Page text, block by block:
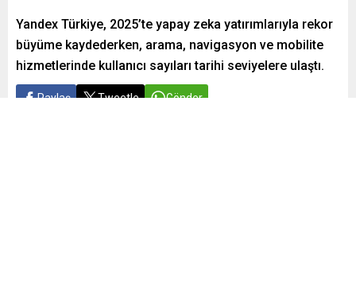
Yandex Türkiye, 2025’te yapay zeka yatırımlarıyla rekor
büyüme kaydederken, arama, navigasyon ve mobilite
hizmetlerinde kullanıcı sayıları tarihi seviyelere ulaştı.
Paylaş Tweetle Gönder